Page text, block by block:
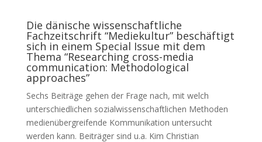
Die dänische wissenschaftliche
Fachzeitschrift “Mediekultur” beschäftigt
sich in einem Special Issue mit dem
Thema “Researching cross-media
communication: Methodological
approaches”
Sechs Beiträge gehen der Frage nach, mit welch
unterschiedlichen sozialwissenschaftlichen Methoden
medienübergreifende Kommunikation untersucht
werden kann. Beiträger sind u.a. Kim Christian